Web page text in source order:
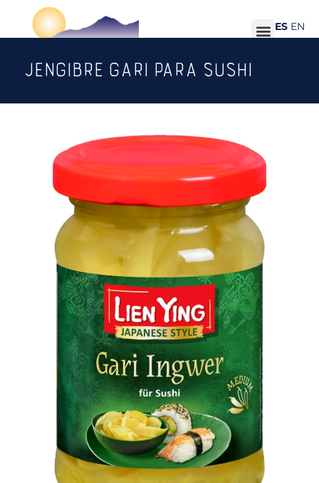
ES EN
JENGIBRE GARI PARA SUSHI